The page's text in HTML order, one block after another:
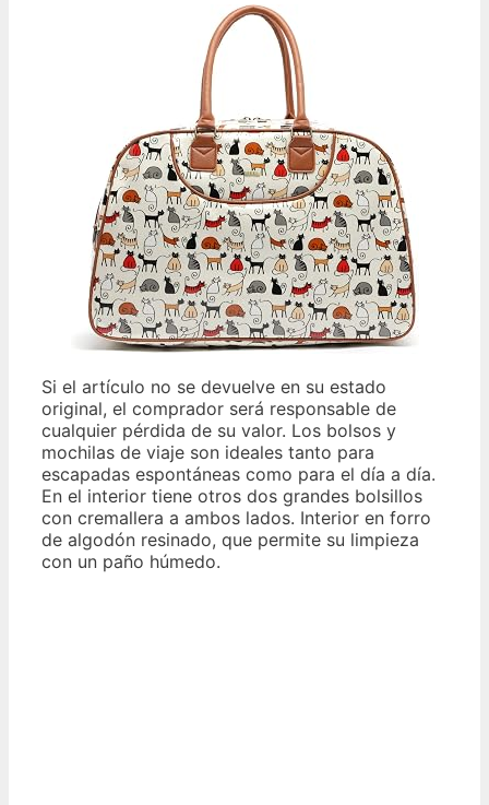
Si el artículo no se devuelve en su estado
original, el comprador será responsable de
cualquier pérdida de su valor. Los bolsos y
mochilas de viaje son ideales tanto para
escapadas espontáneas como para el día a día.
En el interior tiene otros dos grandes bolsillos
con cremallera a ambos lados. Interior en forro
de algodón resinado, que permite su limpieza
con un paño húmedo.